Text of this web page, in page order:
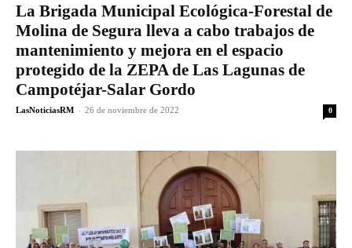
La Brigada Municipal Ecológica-Forestal de
Molina de Segura lleva a cabo trabajos de
mantenimiento y mejora en el espacio
protegido de la ZEPA de Las Lagunas de
Campotéjar-Salar Gordo
LasNoticiasRM - 26 de noviembre de 2022 0